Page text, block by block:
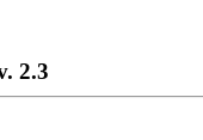
2.3